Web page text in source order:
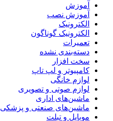
آموزش
آموزش نصب
الکترونیک
الکترونیک گوناگون
تعمیرات
دسته‌بندی نشده
سخت افزار
کامپیوتر و لپ تاپ
لوازم خانگی
لوازم صوتی و تصویری
ماشین‌های اداری
ماشین‌های صنعتی و پزشکی
موبایل و تبلت